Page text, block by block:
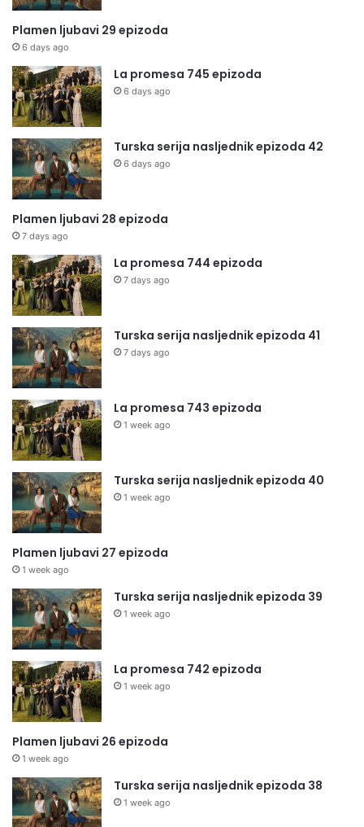
Plamen ljubavi 29 epizoda
6 days ago
La promesa 745 epizoda
6 days ago
Turska serija nasljednik epizoda 42
6 days ago
Plamen ljubavi 28 epizoda
7 days ago
La promesa 744 epizoda
7 days ago
Turska serija nasljednik epizoda 41
7 days ago
La promesa 743 epizoda
1 week ago
Turska serija nasljednik epizoda 40
1 week ago
Plamen ljubavi 27 epizoda
1 week ago
Turska serija nasljednik epizoda 39
1 week ago
La promesa 742 epizoda
1 week ago
Plamen ljubavi 26 epizoda
1 week ago
Turska serija nasljednik epizoda 38
1 week ago